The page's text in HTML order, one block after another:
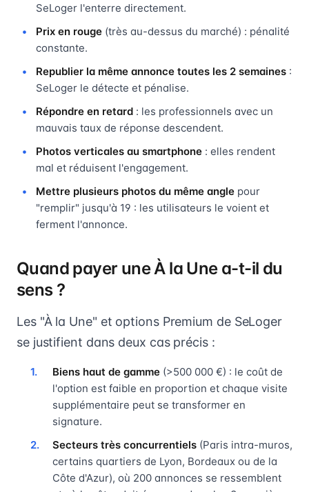
SeLoger l'enterre directement.
Prix en rouge (très au-dessus du marché) : pénalité
constante.
Republier la même annonce toutes les 2 semaines :
SeLoger le détecte et pénalise.
Répondre en retard : les professionnels avec un
mauvais taux de réponse descendent.
Photos verticales au smartphone : elles rendent
mal et réduisent l'engagement.
Mettre plusieurs photos du même angle pour
"remplir" jusqu'à 19 : les utilisateurs le voient et
ferment l'annonce.
Quand payer une À la Une a-t-il du
sens ?
Les "À la Une" et options Premium de SeLoger
se justifient dans deux cas précis :
Biens haut de gamme (>500 000 €) : le coût de
l'option est faible en proportion et chaque visite
supplémentaire peut se transformer en
signature.
Secteurs très concurrentiels (Paris intra-muros,
certains quartiers de Lyon, Bordeaux ou de la
Côte d'Azur), où 200 annonces se ressemblent